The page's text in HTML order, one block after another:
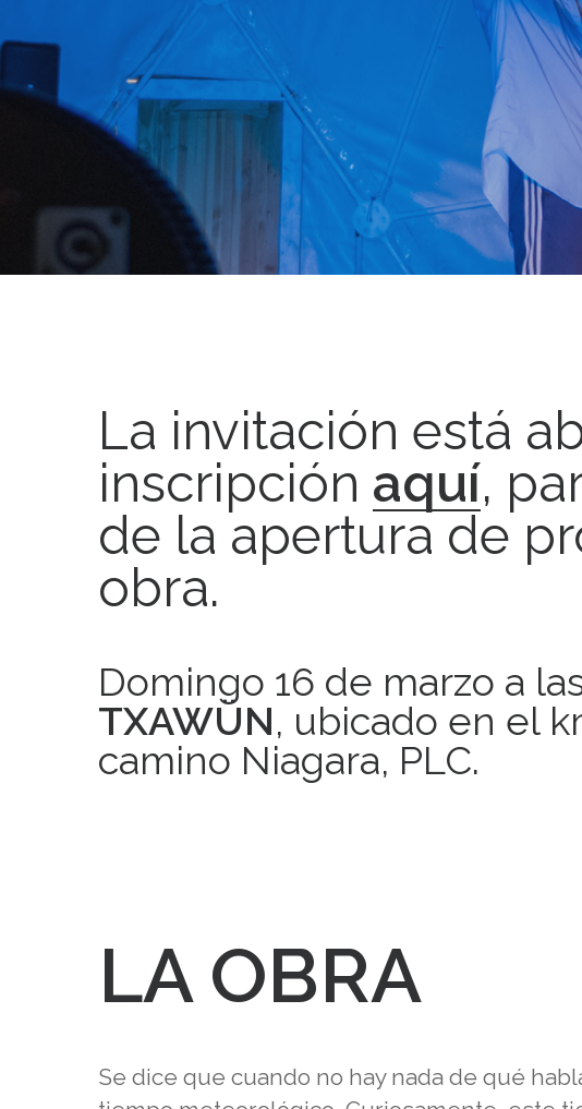
La invitación está
inscripción aquí,
de la apertura de
obra.
Domingo 16 de marzo a
TXAWÜN, ubicado en el
camino Niagara, PLC.
LA OBRA
Se dice que cuando no hay nada de qué